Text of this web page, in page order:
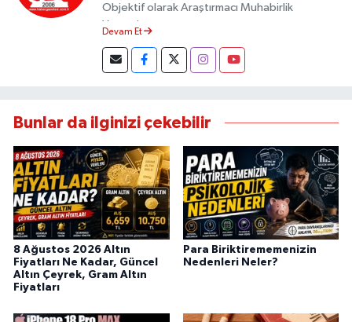
Objektif olarak Araştırmacı Muhabirlik
Yapmaktayım.
Devam Et
Bunlar da ilginizi çekebilir
8 Ağustos 2026 Altın
Fiyatları Ne Kadar, Güncel
Altın Çeyrek, Gram Altın
Fiyatları
Para Biriktirememenizin
Nedenleri Neler?